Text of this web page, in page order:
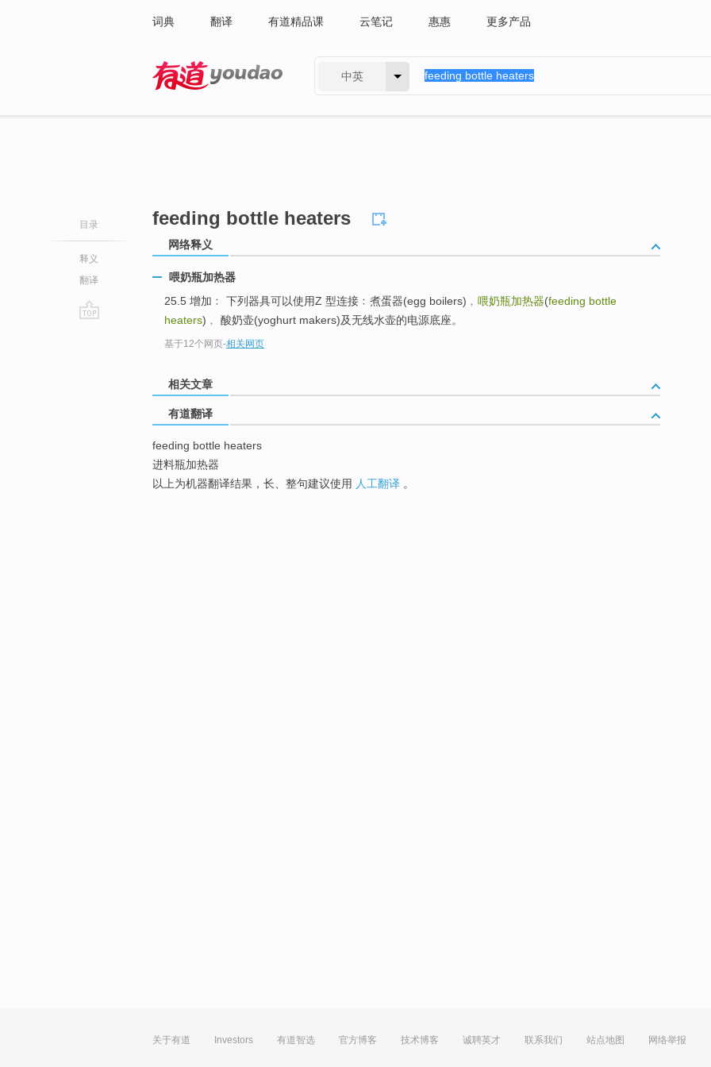
词典 翻译 有道精品课 云笔记 惠惠 更多产品
中英
目录
释义
翻译
feeding bottle heaters
网络释义
喂奶瓶加热器
25.5 增加﹕ 下列器具可以使用Z 型连接﹕煮蛋器(egg boilers)﹐ 喂奶瓶加热器(feeding bottle
heaters)﹐ 酸奶壶(yoghurt makers)及无线水壶的电源底座。
基于12个网页-相关网页
相关文章
有道翻译
feeding bottle heaters
进料瓶加热器
以上为机器翻译结果，长、整句建议使用 人工翻译 。
关于有道 Investors 有道智选 官方博客 技术博客 诚聘英才 联系我们 站点地图 网络举报